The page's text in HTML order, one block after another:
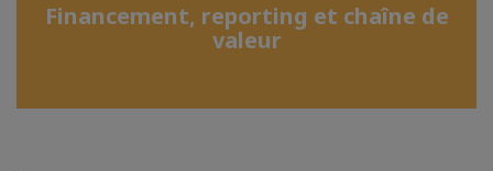
Financement, reporting et chaîne de
valeur